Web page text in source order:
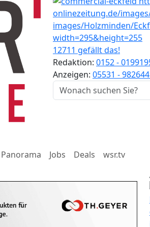
12711 gefällt das!
Redaktion: 0152 -
Anzeigen: 05531 -
Panorama Jobs Deals
wsr.tv